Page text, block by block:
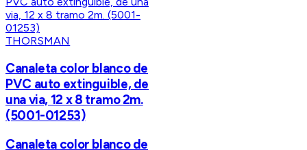
THORSMAN
Canaleta color blanco de
PVC auto extinguible, de
una via, 12 x 8 tramo 2m.
(5001-01253)
Canaleta color blanco de